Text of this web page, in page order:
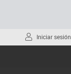
Iniciar sesión